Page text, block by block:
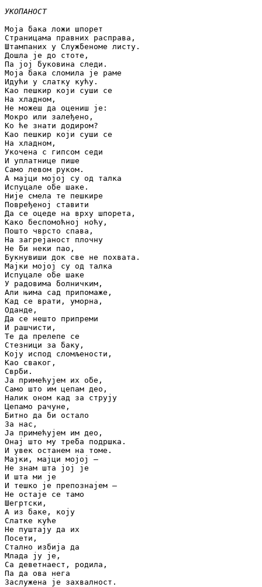
УКОПАНОСТ
Моја бака ложи шпорет
Страницама правних расправа,
Штампаних у Службеноме листу.
Дошла је до стоте,
Па јој буковина следи.
Моја бака сломила је раме
Идући у слатку кућу.
Као пешкир који суши се
На хладном,
Не можеш да оцениш је:
Мокро или залеђено,
Ко ће знати додиром?
Као пешкир који суши се
На хладном,
Укочена с гипсом седи
И уплатнице пише
Само левом руком.
А мајци мојој су од талка
Испуцале обе шаке.
Није смела те пешкире
Повређеној ставити
Да се оцеде на врху шпорета,
Како беспомоћној ноћу,
Пошто чврсто спава,
На загрејаност плочну
Не би неки пао,
Букнувиши док све не похвата.
Мајки мојој су од талка
Испуцале обе шаке
У радовима болничким,
Али њима сад припомаже,
Кад се врати, уморна,
Оданде,
Да се нешто припреми
И рашчисти,
Те да прелепе се
Стезници за баку,
Коју испод сломљености,
Као сваког,
Сврби.
Ја примећујем их обе,
Само што им цепам део,
Налик оном кад за струју
Цепамо рачуне,
Битно да би остало
За нас,
Ја примећујем им део,
Онај што му треба подршка.
И увек останем на томе.
Мајки, мајци мојој –
Не знам шта јој је
И шта ми је
И тешко је препознајем –
Не остаје се тамо
Шегртски,
А из баке, коју
Слатке куће
Не пуштају да их
Посети,
Стално избија да
Млада ју је,
Са деветнаест, родила,
Па да ова нега
Заслужена је захвалност.